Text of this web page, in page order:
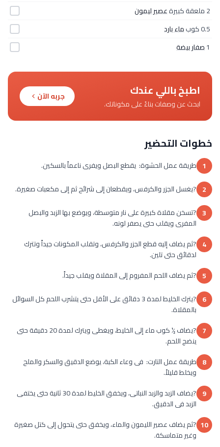
2 ملعقة كبيرة
عصير ليمون
0.5 كوب
ماء بارد
1صفار بيضة
اطبخ باللي عندك
ابحث عن وصفات بناءً على مكوناتك.
جربه الآن
خطوات التحضير
1 طريقة عمل الحشوة: يقطع البصل ويفرى ناعماً بالسكين.
2 ?يغسل الجزر والكرفس، ويقطعان إلى شرائح ثم إلى مكعبات صغيرة.
3 ?تسخن مقلاة كبيرة على نار متوسطة، ويوضع بها الزبد والبصل
المفرى ويقلب حتى يصفر لونه.
4 ?ثم يضاف إليه قطع الجزر والكرفس، وتقلب المكونات جيداً وتترك
لدقائق حتى تلين.
5 ?ثم يضاف اللحم المفروم إلى المقلاة ويقلب جيداً.
6
?يترك الخليط لمدة 3 دقائق على الأقل حتى يتشرب اللحم كل السوائل
بالمقلاة.
7
?يضاف ½ كوب ماء إلى الخليط، ويغطى ويترك لمدة 20 دقيقة حتى
ينضج اللحم.
8 طريقة عمل التارت: فى وعاء الكبة، يوضع الدقيق والسكر والملح
ويخلط قليلاً.
9
?يضاف الزبد والزبد النباتى، ويخفق الخليط لمدة 30 ثانية حتى يختفى
الزبد فى الدقيق.
10 ?ثم يضاف عصير الليمون والماء، ويخفق حتى يتحول إلى كتل صغيرة
وغير متماسكة.